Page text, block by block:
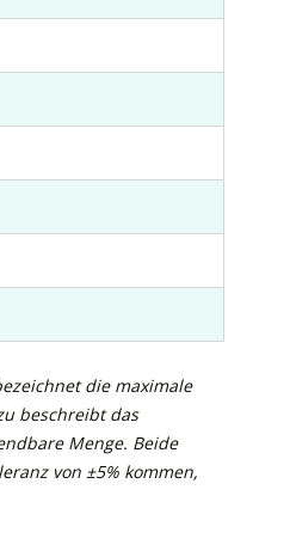
die maximale
beschreibt das
Menge. Beide
von ±5% kommen,